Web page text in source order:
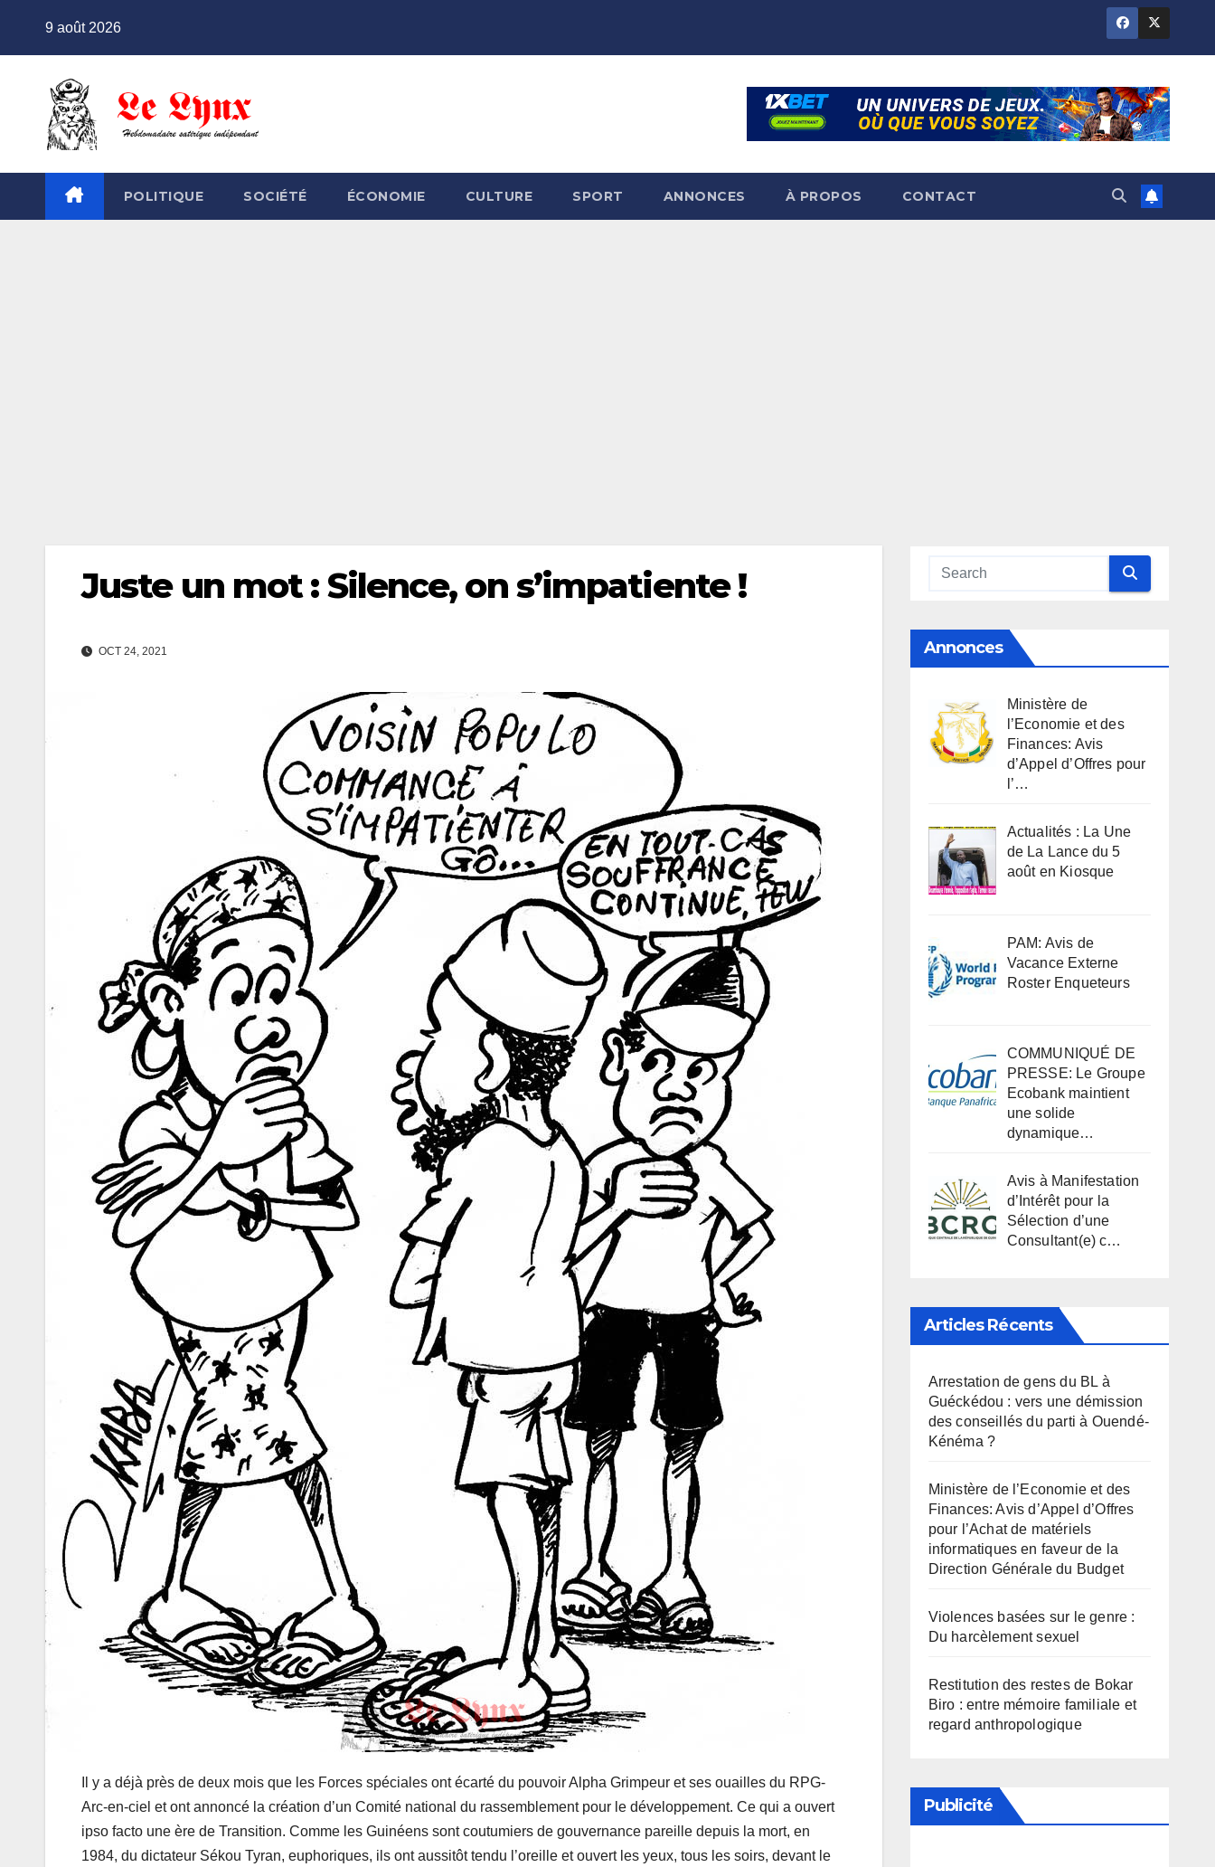
9 août 2026
POLITIQUE SOCIÉTÉ ÉCONOMIE CULTURE SPORT ANNONCES À PROPOS CONTACT
Juste un mot : Silence, on s’impatiente !
OCT 24, 2021
Il y a déjà près de deux mois que les Forces spéciales ont écarté du pouvoir Alpha Grimpeur et ses ouailles du RPG-
Arc-en-ciel et ont annoncé la création d’un Comité national du rassemblement pour le développement. Ce qui a ouvert
ipso facto une ère de Transition. Comme les Guinéens sont coutumiers de gouvernance pareille depuis la mort, en
1984, du dictateur Sékou Tyran, euphoriques, ils ont aussitôt tendu l’oreille et ouvert les yeux, tous les soirs, devant le
Annonces
Ministère de
l’Economie et des
Finances: Avis
d’Appel d’Offres pour
l’…
Actualités : La Une
de La Lance du 5
août en Kiosque
PAM: Avis de
Vacance Externe
Roster Enqueteurs
COMMUNIQUÉ DE
PRESSE: Le Groupe
Ecobank maintient
une solide
dynamique…
Avis à Manifestation
d’Intérêt pour la
Sélection d’une
Consultant(e) c…
Articles Récents
Arrestation de gens du BL à
Guéckédou : vers une démission
des conseillés du parti à Ouendé-
Kénéma ?
Ministère de l’Economie et des
Finances: Avis d’Appel d’Offres
pour l’Achat de matériels
informatiques en faveur de la
Direction Générale du Budget
Violences basées sur le genre :
Du harcèlement sexuel
Restitution des restes de Bokar
Biro : entre mémoire familiale et
regard anthropologique
Publicité